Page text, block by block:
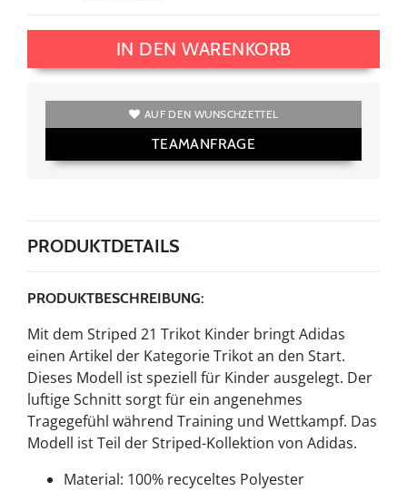
IN DEN WARENKORB
AUF DEN WUNSCHZETTEL
TEAMANFRAGE
PRODUKTDETAILS
PRODUKTBESCHREIBUNG:
Mit dem Striped 21 Trikot Kinder bringt Adidas
einen Artikel der Kategorie Trikot an den Start.
Dieses Modell ist speziell für Kinder ausgelegt. Der
luftige Schnitt sorgt für ein angenehmes
Tragegefühl während Training und Wettkampf. Das
Modell ist Teil der Striped-Kollektion von Adidas.
Material: 100% recyceltes Polyester